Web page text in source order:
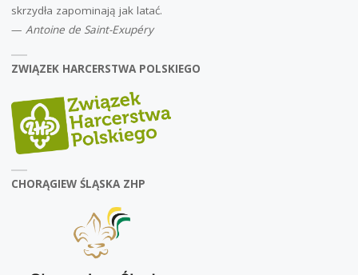
skrzydła zapominają jak latać.
— Antoine de Saint-Exupéry
ZWIĄZEK HARCERSTWA POLSKIEGO
CHORĄGIEW ŚLĄSKA ZHP